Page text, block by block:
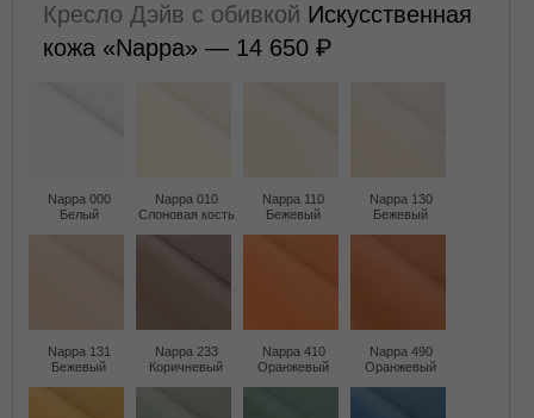
Кресло Дэйв с обивкой Искусственная
кожа «Nappa» — 14 650
Nappa 000
Белый
Nappa 010
Слоновая кость
Nappa 110
Бежевый
Nappa 130
Бежевый
Nappa 131
Бежевый
Nappa 233
Коричневый
Nappa 410
Оранжевый
Nappa 490
Оранжевый